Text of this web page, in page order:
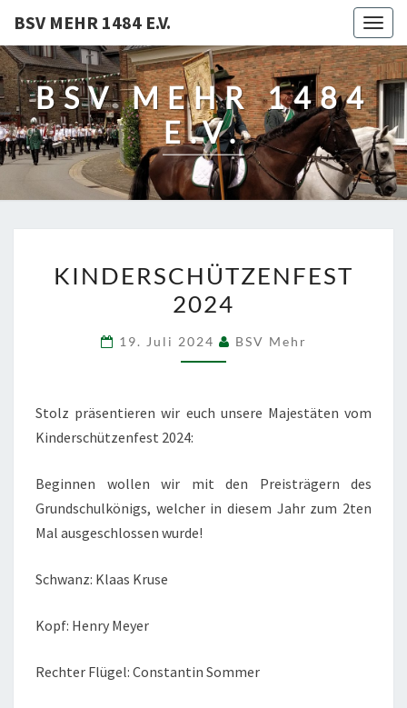
BSV MEHR 1484 E.V.
BSV MEHR 1484
E.V.
2024
KINDERSCHÜTZENFEST
2024
19. Juli 2024 BSV Mehr
Stolz präsentieren wir euch unsere Majestäten vom
Kinderschützenfest 2024:
Beginnen wollen wir mit den Preisträgern des
Grundschulkönigs, welcher in diesem Jahr zum 2ten
Mal ausgeschlossen wurde!
Schwanz: Klaas Kruse
Kopf: Henry Meyer
Rechter Flügel: Constantin Sommer